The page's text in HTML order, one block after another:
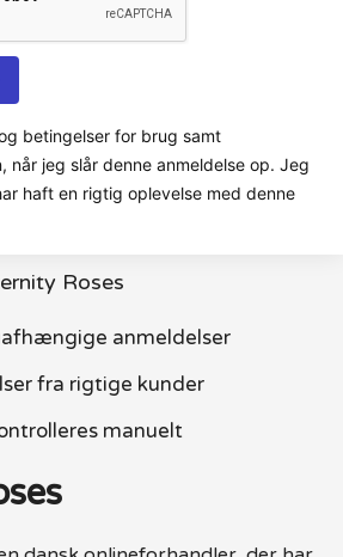
betingelser for brug samt
når jeg slår denne anmeldelse op. Jeg
haft en rigtig oplevelse med denne
Roses
anmeldelser
fra rigtige kunder
manuelt